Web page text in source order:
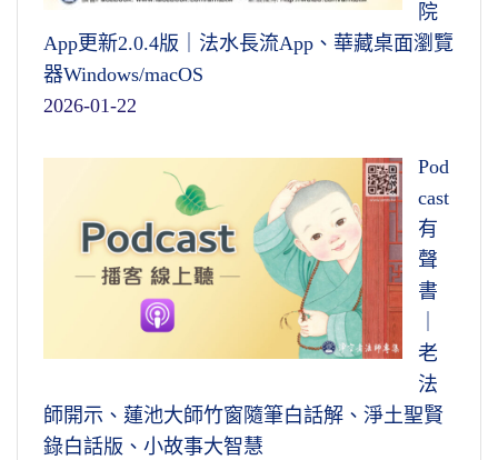
院
App更新2.0.4版｜法水長流App、華藏桌面瀏覽
器Windows/macOS
2026-01-22
Pod
cast
有
聲
書
老
法
師開示、蓮池大師竹窗隨筆白話解、淨土聖賢
錄白話版、小故事大智慧